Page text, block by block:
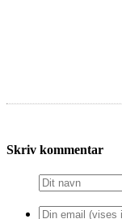
Skriv kommentar